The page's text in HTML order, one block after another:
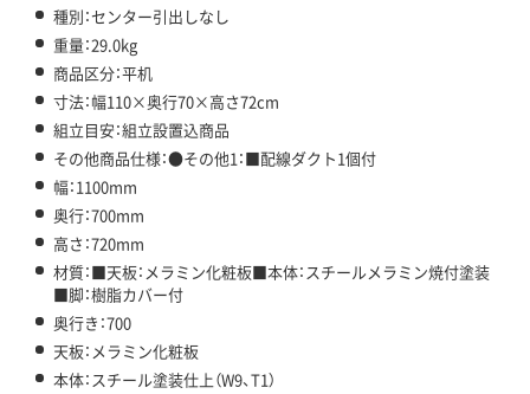
種別：センター引出しなし
重量：29.0kg
商品区分：平机
寸法：幅110×奥行70×高さ72cm
組立目安：組立設置込商品
その他商品仕様：●その他1：■配線ダクト1個付
幅：1100mm
奥行：700mm
高さ：720mm
材質：■天板：メラミン化粧板■本体：スチールメラミン焼付塗装
■脚：樹脂カバー付
奥行き：700
天板：メラミン化粧板
本体：スチール塗装仕上（W9、T1）